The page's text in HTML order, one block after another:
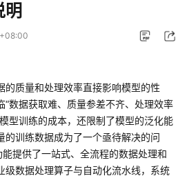
明
的质量和处理效率直接影响模型的性
“数据获取难、质量参差不齐、处理效率
型训练的成本，还限制了模型的泛化能
的训练数据成为了一个亟待解决的问
提供了一站式、全流程的数据处理和
级数据处理算子与自动化流水线，系统